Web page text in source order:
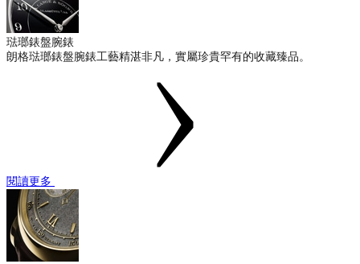
琺瑯錶盤腕錶
朗格琺瑯錶盤腕錶工藝精湛非凡，實屬珍貴罕有的收藏臻品。
閱讀更多